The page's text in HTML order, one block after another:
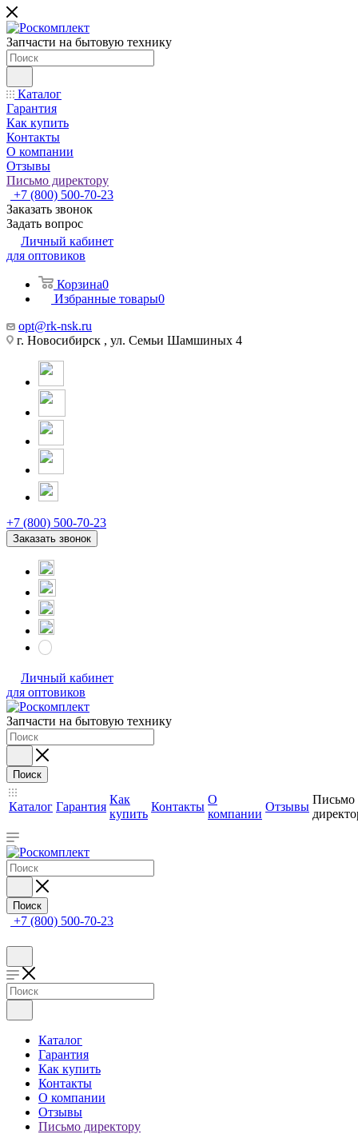
Запчасти на бытовую технику
Каталог
Гарантия
Как купить
Контакты
О компании
Отзывы
Письмо директору
+7 (800) 500-70-23
Заказать звонок
Задать вопрос
Личный кабинет
для оптовиков
Корзина0
Избранные товары0
opt@rk-nsk.ru
г. Новосибирск , ул. Семьи Шамшиных 4
+7 (800) 500-70-23
Заказать звонок
Личный кабинет
для оптовиков
Запчасти на бытовую технику
Поиск
Каталог Гарантия
Как
купить
Контакты
О
компании
Отзывы
Письмо
Поиск
+7 (800) 500-70-23
Каталог
Гарантия
Как купить
Контакты
О компании
Отзывы
Письмо директору